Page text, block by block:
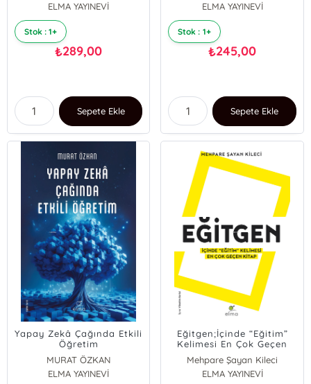
ELMA YAYINEVİ
Stok : 1+
₺289,00
Sepete Ekle
ELMA YAYINEVİ
Stok : 1+
₺245,00
Sepete Ekle
Yapay Zekâ Çağında Etkili
Öğretim
MURAT ÖZKAN
ELMA YAYINEVİ
Eğitgen;İçinde “Eğitim”
Kelimesi En Çok Geçen
Kitap
Mehpare Şayan Kileci
ELMA YAYINEVİ